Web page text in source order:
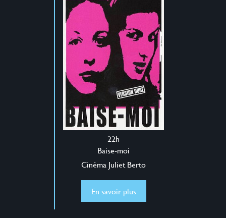
22h
Baise-moi
Cinéma Juliet Berto
En savoir plus